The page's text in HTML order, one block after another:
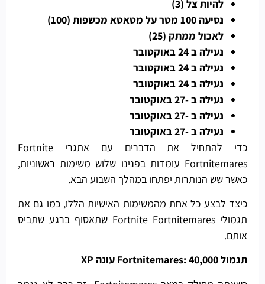
להיות צל (3)
נסיעה 100 מטר על מטאטא מכשפות (100)
לאכול ממתק (25)
נעילה ב 24 באוקטובר
נעילה ב 24 באוקטובר
נעילה ב 24 באוקטובר
נעילה ב -27 באוקטובר
נעילה ב -27 באוקטובר
נעילה ב -27 באוקטובר
כדי להתחיל את הדברים עם אתגרי Fortnite
Fortnitemares עומדות בפנינו שלוש משימות ראשוניות,
כאשר שש הנותרות יפתחו במהלך השבוע הבא.
כיצד לבצע כל אחת מהמשימות האישיות הללו, כמו גם את
תגמולי Fortnite Fortnitemares שתאסוף ברגע שתביס
אותם.
תגמול Fortnitemares: 40,000 עונה XP